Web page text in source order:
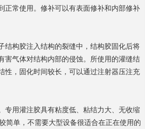
正常使用。修补可以有表面修补和内部修补
结构胶注入结构的裂缝中，结构胶固化后将
害气体对结构内部的侵蚀。所使用的灌缝结
性，固化时间较长，可以通过注射器压注充
专用灌注胶具有粘度低、粘结力大、无收缩
简单，不需要大型设备很适合在正在使用的